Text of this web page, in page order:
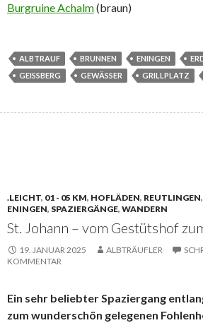
Burgruine Achalm(braun)
ALBTRAUF BRUNNEN ENINGEN
GEISSBERG
GEWÄSSER GRILLPLATZ
.LEICHT, 01 - 05 KM, HOFLÄDEN, REUTLINGEN,
ENINGEN, SPAZIERGÄNGE, WANDERN
St. Johann – vom Gestütshof
19. JANUAR 2025 ALBTRÄUFLER
KOMMENTAR
Ein sehr beliebter Spaziergang
zum wunderschön gelegenen